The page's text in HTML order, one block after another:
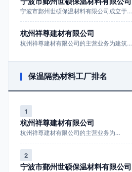
宁波市鄞州世硕保温材料有限公司成立于…
杭州祥尊建材有限公司
杭州祥尊建材有限公司的主营业务为建筑…
保温隔热材料工厂排名
1
杭州祥尊建材有限公司
杭州祥尊建材有限公司的主营业务为…
2
宁波市鄞州世硕保温材料有限公司